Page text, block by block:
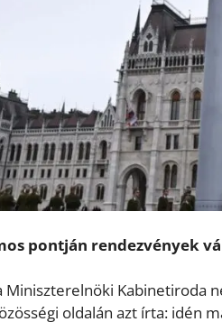
pontján rendezvények
Miniszterelnöki
oldalán azt írta: idén